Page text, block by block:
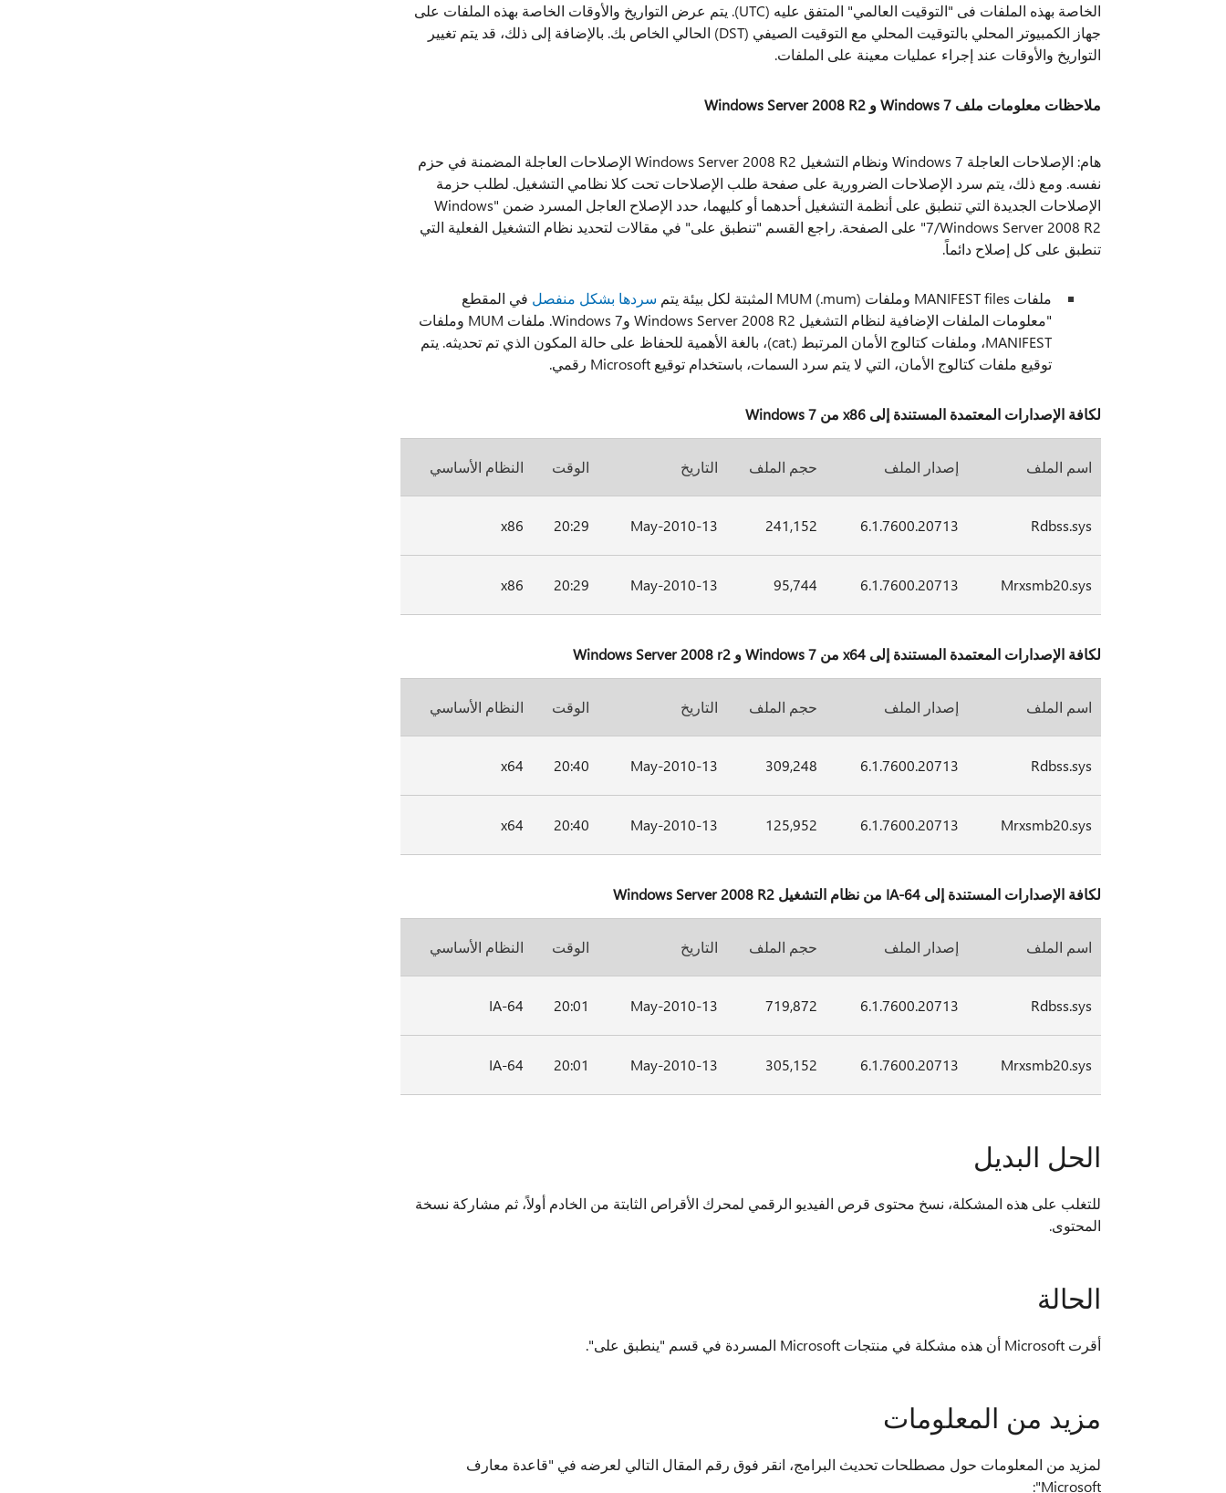
الخاصة بهذه الملفات فى "التوقيت العالمي" المتفق عليه (UTC). يتم عرض التواريخ والأوقات الخاصة بهذه الملفات على
جهاز الكمبيوتر المحلي بالتوقيت المحلي مع التوقيت الصيفي (DST) الحالي الخاص بك. بالإضافة إلى ذلك، قد يتم تغيير
التواريخ والأوقات عند إجراء عمليات معينة على الملفات.
ملاحظات معلومات ملف Windows 7 و Windows Server 2008 R2
هام: الإصلاحات العاجلة Windows 7 ونظام التشغيل Windows Server 2008 R2 الإصلاحات العاجلة المضمنة في حزم
نفسه. ومع ذلك، يتم سرد الإصلاحات الضرورية على صفحة طلب الإصلاحات تحت كلا نظامي التشغيل. لطلب حزمة
الإصلاحات الجديدة التي تنطبق على أنظمة التشغيل أحدهما أو كليهما، حدد الإصلاح العاجل المسرد ضمن "Windows
7/Windows Server 2008 R2" على الصفحة. راجع القسم "تنطبق على" في مقالات لتحديد نظام التشغيل الفعلية التي
تنطبق على كل إصلاح دائماً.
ملفات MANIFEST files وملفات MUM (.mum) المثبتة لكل بيئة يتم سردها بشكل منفصل في المقطع
"معلومات الملفات الإضافية لنظام التشغيل Windows Server 2008 R2 وWindows 7. ملفات MUM وملفات
MANIFEST، وملفات كتالوج الأمان المرتبط (.cat)، بالغة الأهمية للحفاظ على حالة المكون الذي تم تحديثه. يتم
توقيع ملفات كتالوج الأمان، التي لا يتم سرد السمات، باستخدام توقيع Microsoft رقمي.
لكافة الإصدارات المعتمدة المستندة إلى x86 من Windows 7
اسم الملف إصدار الملف حجم الملف التاريخ الوقت النظام الأساسي
Rdbss.sys
6.1.7600.20713
241,152
13-May-2010
20:29
x86
Mrxsmb20.sys
6.1.7600.20713
95,744
13-May-2010
20:29
x86
لكافة الإصدارات المعتمدة المستندة إلى x64 من Windows 7 و Windows Server 2008 r2
اسم الملف إصدار الملف حجم الملف التاريخ الوقت النظام الأساسي
Rdbss.sys
6.1.7600.20713
309,248
13-May-2010
20:40
x64
Mrxsmb20.sys
6.1.7600.20713
125,952
13-May-2010
20:40
x64
لكافة الإصدارات المستندة إلى IA-64 من نظام التشغيل Windows Server 2008 R2
اسم الملف إصدار الملف حجم الملف التاريخ الوقت النظام الأساسي
Rdbss.sys
6.1.7600.20713
719,872
13-May-2010
20:01
IA-64
Mrxsmb20.sys
6.1.7600.20713
305,152
13-May-2010
20:01
IA-64
الحل البديل
للتغلب على هذه المشكلة، نسخ محتوى قرص الفيديو الرقمي لمحرك الأقراص الثابتة من الخادم أولاً، ثم مشاركة نسخة
المحتوى.
الحالة
أقرت Microsoft أن هذه مشكلة في منتجات Microsoft المسردة في قسم "ينطبق على".
مزيد من المعلومات
لمزيد من المعلومات حول مصطلحات تحديث البرامج، انقر فوق رقم المقال التالي لعرضه في "قاعدة معارف
Microsoft":